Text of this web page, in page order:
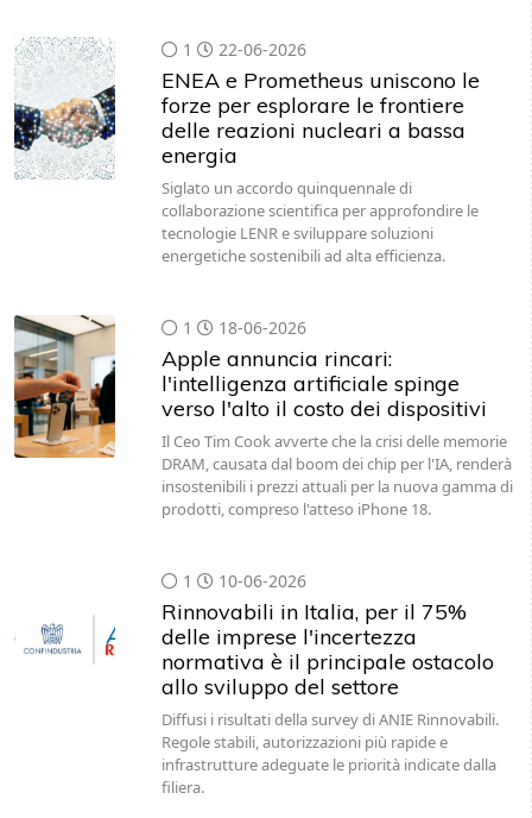
1 22-06-2026
ENEA e Prometheus uniscono le
forze per esplorare le frontiere
delle reazioni nucleari a bassa
energia
Siglato un accordo quinquennale di
collaborazione scientifica per approfondire le
tecnologie LENR e sviluppare soluzioni
energetiche sostenibili ad alta efficienza.
1 18-06-2026
Apple annuncia rincari:
l'intelligenza artificiale spinge
verso l'alto il costo dei dispositivi
Il Ceo Tim Cook avverte che la crisi delle memorie
DRAM, causata dal boom dei chip per l'IA, renderà
insostenibili i prezzi attuali per la nuova gamma di
prodotti, compreso l'atteso iPhone 18.
1 10-06-2026
Rinnovabili in Italia, per il 75%
delle imprese l'incertezza
normativa è il principale ostacolo
allo sviluppo del settore
Diffusi i risultati della survey di ANIE Rinnovabili.
Regole stabili, autorizzazioni più rapide e
infrastrutture adeguate le priorità indicate dalla
filiera.